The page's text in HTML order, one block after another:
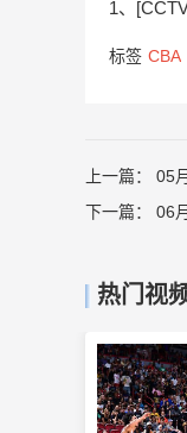
1、
标签 CBA
上一篇： 05
下一篇： 06
热门视